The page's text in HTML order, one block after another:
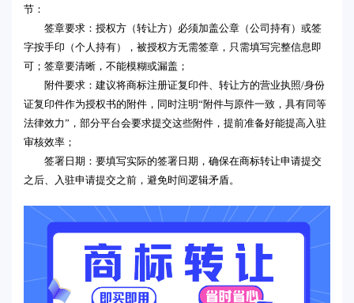
节：
签章要求：授权方（转让方）必须加盖公章（公司持有）或签
字按手印（个人持有），被授权方无需签章，只需填写完整信息即
可；签章要清晰，不能模糊或漏盖；
附件要求：建议将商标注册证复印件、转让方的营业执照/身份
证复印件作为授权书的附件，同时注明“附件与原件一致，具有同等
法律效力”，部分平台会要求提交这些附件，提前准备好能提高入驻
审核效率；
签署日期：要填写实际的签署日期，确保在商标转让申请提交
之后、入驻申请提交之前，避免时间逻辑矛盾。